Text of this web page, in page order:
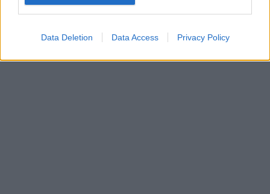
Data Deletion Data Access Privacy Policy